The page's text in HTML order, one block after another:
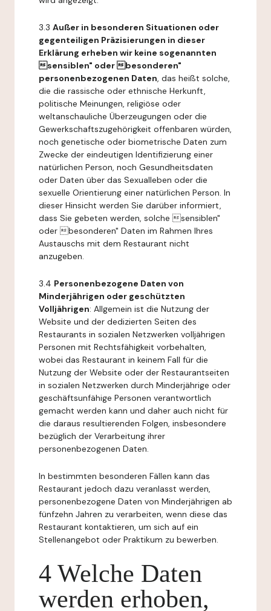
3.3 Außer in besonderen Situationen oder
gegenteiligen Präzisierungen in dieser
Erklärung erheben wir keine sogenannten
sensiblen" oder besonderen"
personenbezogenen Daten, das heißt solche,
die die rassische oder ethnische Herkunft,
politische Meinungen, religiöse oder
weltanschauliche Überzeugungen oder die
Gewerkschaftszugehörigkeit offenbaren würden,
noch genetische oder biometrische Daten zum
Zwecke der eindeutigen Identifizierung einer
natürlichen Person, noch Gesundheitsdaten
oder Daten über das Sexualleben oder die
sexuelle Orientierung einer natürlichen Person. In
dieser Hinsicht werden Sie darüber informiert,
dass Sie gebeten werden, solche sensiblen"
oder besonderen" Daten im Rahmen Ihres
Austauschs mit dem Restaurant nicht
anzugeben.
3.4 Personenbezogene Daten von
Minderjährigen oder geschützten
Volljährigen: Allgemein ist die Nutzung der
Website und der dedizierten Seiten des
Restaurants in sozialen Netzwerken volljährigen
Personen mit Rechtsfähigkeit vorbehalten,
wobei das Restaurant in keinem Fall für die
Nutzung der Website oder der Restaurantseiten
in sozialen Netzwerken durch Minderjährige oder
geschäftsunfähige Personen verantwortlich
gemacht werden kann und daher auch nicht für
die daraus resultierenden Folgen, insbesondere
bezüglich der Verarbeitung ihrer
personenbezogenen Daten.
In bestimmten besonderen Fällen kann das
Restaurant jedoch dazu veranlasst werden,
personenbezogene Daten von Minderjährigen ab
fünfzehn Jahren zu verarbeiten, wenn diese das
Restaurant kontaktieren, um sich auf ein
Stellenangebot oder Praktikum zu bewerben.
4 Welche Daten
werden erhoben,